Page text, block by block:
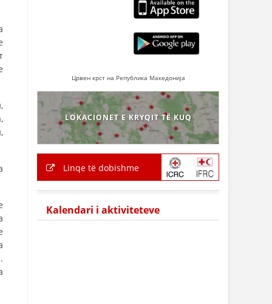
Црвен крст на Република Македонија
LOKACIONET E KRYQIT TË KUQ
Linqe të dobishme
Kalendari i aktiviteteve